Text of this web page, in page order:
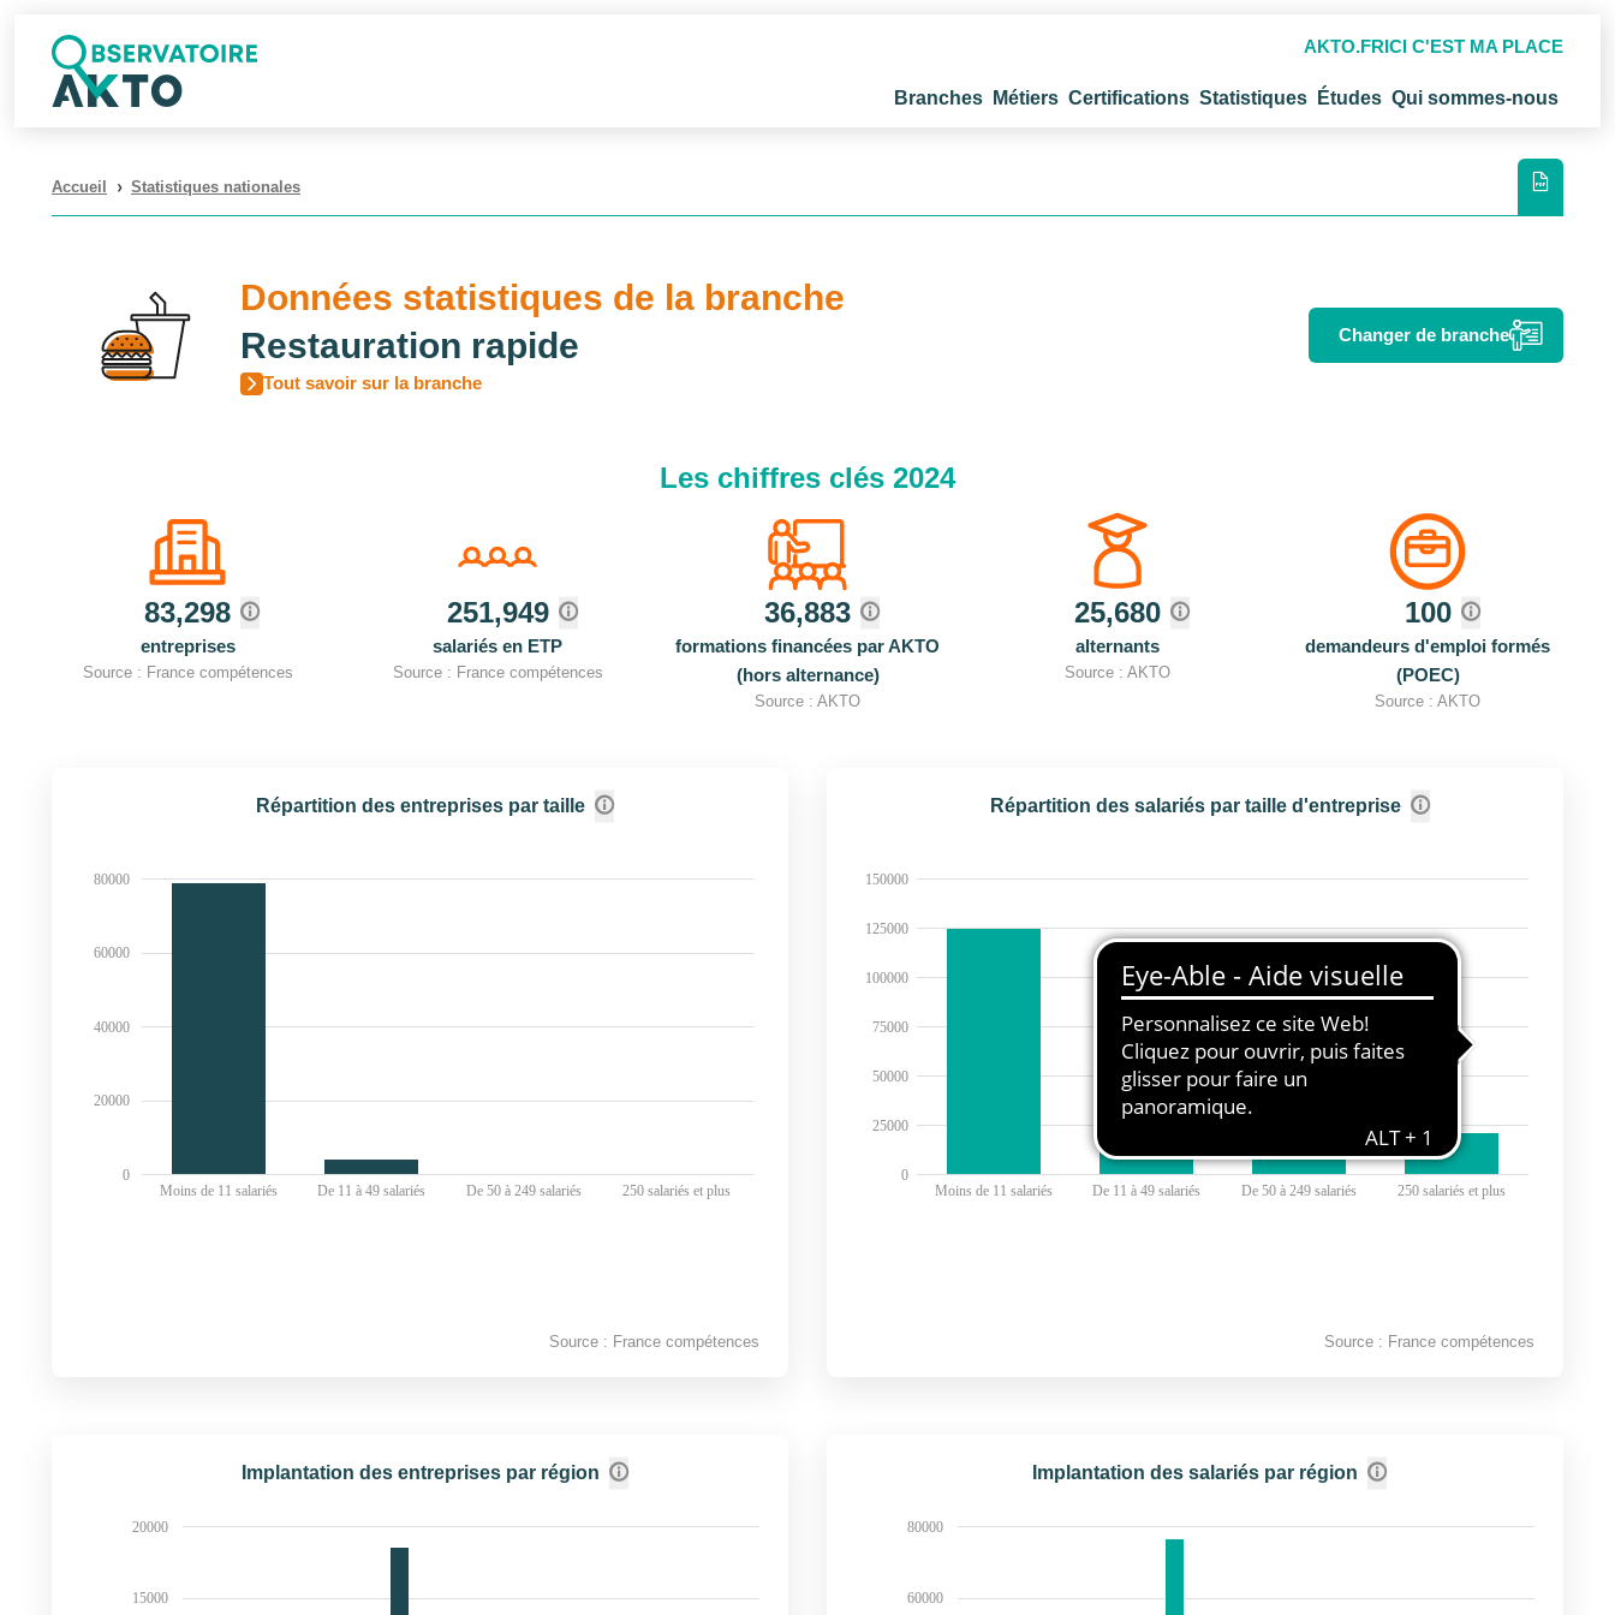
AKTO.FRICI C'EST MA PLACE
Branches Métiers Certifications Statistiques Études Qui sommes-nous
Accueil ❯ Statistiques nationales
Données statistiques de la branche
Restauration rapide
Tout savoir sur la branche
Changer de branche
Les chiffres clés 2024
83,298
entreprises
Source : France compétences
251,949
salariés en ETP
Source : France compétences
36,883
formations financées par AKTO
(hors alternance)
Source : AKTO
25,680
alternants
Source : AKTO
100
demandeurs d'emploi formés
(POEC)
Source : AKTO
Répartition des entreprises par taille
Moins de 11 salariés De 11 à 49 salariés De 50 à 249 salariés 250 salariés et plus
0
20000
40000
60000
80000
Source : France compétences
Répartition des salariés par taille d'entreprise
Moins de 11 salariés De 11 à 49 salariés De 50 à 249 salariés 250 salariés et plus
0
25000
50000
75000
100000
125000
150000
Source : France compétences
Implantation des entreprises par région
15000
20000
Implantation des salariés par région
60000
80000